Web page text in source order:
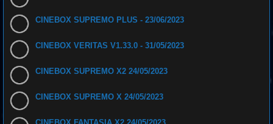
CINEBOX SUPREMO PLUS - 23/06/2023
CINEBOX VERITAS V1.33.0 - 31/05/2023
CINEBOX SUPREMO X2 24/05/2023
CINEBOX SUPREMO X 24/05/2023